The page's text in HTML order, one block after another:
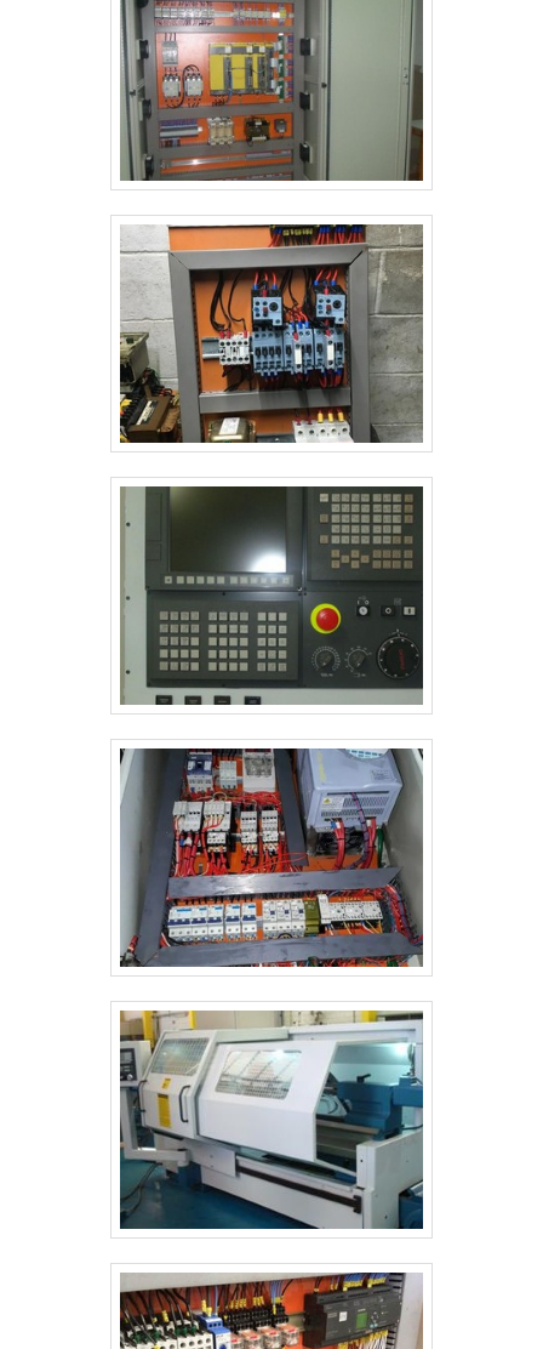
DA EMPRESASomente na DCC Soluções existe
variedade e qualidade quando o assunto for produtos
e soluções tecnológicas para projetos industriais,
comerciais e residenciais. É possível encontrar itens
variados com tecnologia de ponta, como aterramento
e SPDA e montagem de tubulações com ótima
qualidade e excelente custo-benefício.Para uma
maior satisfação dos clientes, a empresa busca
investir nos melhores profissionais do mercado e em
instalações modernas, garantindo assim a sua
confiança e boa cotação no mercado. A DCC
Soluções é uma empresa que tem sido apontada de
forma positiva no segmento pela seriedade e
qualidade, que garantem a melhor experiência de
todos os clientes..